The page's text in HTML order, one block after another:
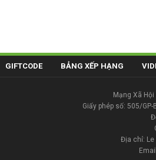
GIFTCODE BẢNG XẾP HẠNG
Mạng Xã
Giấy phép số: 505/
Địa chỉ: Le